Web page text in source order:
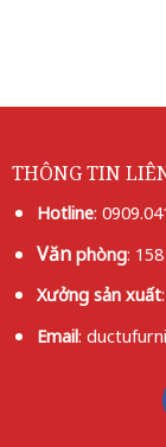
THÔNG TIN
Hotline:
Vănphòng:
Xưởng sản xuất
Email: